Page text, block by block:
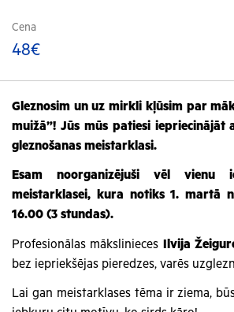
Cena
48€
Gleznosim un uz mirkli kļūsim par
muižā”! Jūs mūs patiesi iepriecinājāt
gleznošanas meistarklasi.
Esam noorganizējuši vēl vienu
meistarklasei, kura notiks 1. martā
16.00 (3 stundas).
Profesionālas mākslinieces Ilvija
bez iepriekšējas pieredzes, varēs
Lai gan meistarklases tēma ir ziema,